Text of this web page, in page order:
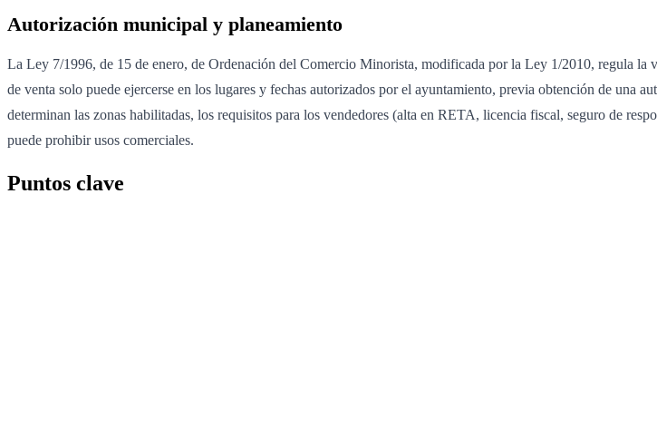
Autorización municipal y planeamiento
La Ley 7/1996, de 15 de enero, de Ordenación del Comercio Minorista, modificada por la Ley 1/2010, regula la
de venta solo puede ejercerse en los lugares y fechas autorizados por el ayuntamiento, previa obtención de una
determinan las zonas habilitadas, los requisitos para los vendedores (alta en RETA, licencia fiscal, seguro de
puede prohibir usos comerciales.
Puntos clave